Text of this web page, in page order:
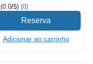
(0.0/5) (0)
Adicionar ao carrinho